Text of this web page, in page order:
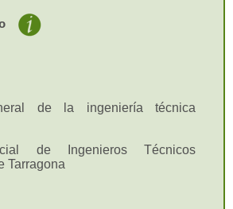
de la ingeniería técnica
de Ingenieros Técnicos
Tarragona
conocimiento o acción
poseen unos ciriterios e
hacen conocer al
del mismo el